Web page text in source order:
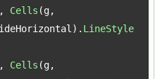
Cells (g,
). LineStyle
Cells (g,